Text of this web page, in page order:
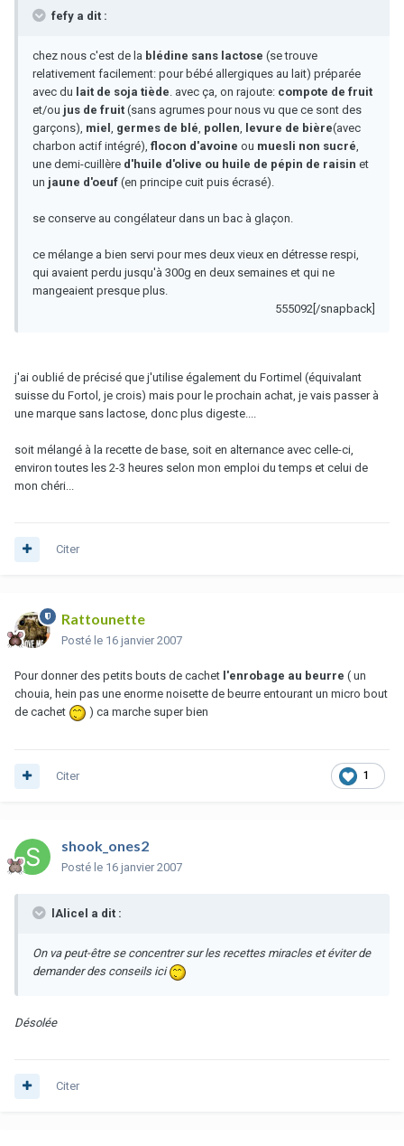
fefy a dit :
chez nous c'est de la blédine sans lactose (se trouve
relativement facilement: pour bébé allergiques au lait) préparée
avec du lait de soja tiède. avec ça, on rajoute: compote de fruit
et/ou jus de fruit (sans agrumes pour nous vu que ce sont des
garçons), miel , germes de blé, pollen, levure de bière(avec
charbon actif intégré), flocon d'avoine ou muesli non sucré,
une demi-cuillère d'huile d'olive ou huile de pépin de raisin et
un jaune d'oeuf (en principe cuit puis écrasé).
se conserve au congélateur dans un bac à glaçon.
ce mélange a bien servi pour mes deux vieux en détresse respi,
qui avaient perdu jusqu'à 300g en deux semaines et qui ne
mangeaient presque plus.
555092[/snapback]
j'ai oublié de précisé que j'utilise également du Fortimel (équivalant
suisse du Fortol, je crois) mais pour le prochain achat, je vais passer à
une marque sans lactose, donc plus digeste....
soit mélangé à la recette de base, soit en alternance avec celle-ci,
environ toutes les 2-3 heures selon mon emploi du temps et celui de
mon chéri...
Citer
Rattounette
Posté le 16 janvier 2007
Pour donner des petits bouts de cachet l'enrobage au beurre ( un
chouia, hein pas une enorme noisette de beurre entourant un micro bout
de cachet
) ca marche super bien
1
Citer
shook_ones2
Posté le 16 janvier 2007
lAlicel a dit :
On va peut-être se concentrer sur les recettes miracles et éviter de
demander des conseils ici
Désolée
Citer